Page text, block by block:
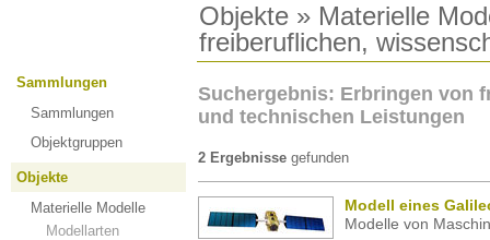
Objekte » Materielle
freiberuflichen,
Sammlungen
Sammlungen
Objektgruppen
Objekte
Materielle Modelle
Modellarten
Suchergebnis: Erbringen von
und technischen Leistungen
2 Ergebnisse gefunden
Modell eines
Modelle von